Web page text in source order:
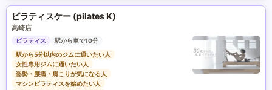
ピラティスケー (pilates K)
高崎店
ピラティス
駅から車で10分
駅から5分以内のジムに通いたい人
女性専用ジムに通いたい人
姿勢・腰痛・肩こりが気になる人
マシンピラティスを始めたい人